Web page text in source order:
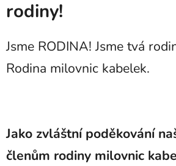
rodiny!
Jsme RODINA! Jsme tvá
Rodina milovnic kabelek.
Jako zvláštní poděkování
členům rodiny milovnic